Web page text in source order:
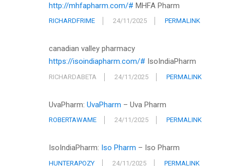
http://mhfapharm.com/# MHFA Pharm
RICHARDFRIME 24/11/2025 PERMALINK
canadian valley pharmacy
https://isoindiapharm.com/# IsoIndiaPharm
RICHARDABETA 24/11/2025 PERMALINK
UvaPharm: UvaPharm – Uva Pharm
ROBERTAWAME 24/11/2025 PERMALINK
IsoIndiaPharm: Iso Pharm – Iso Pharm
HUNTERAPOZY 24/11/2025 PERMALINK